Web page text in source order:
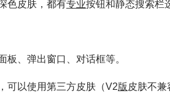
色皮肤，都有专业按钮和静态搜索栏
板、弹出窗口、对话框等。
可以使用第三方皮肤（V2版 皮肤不兼